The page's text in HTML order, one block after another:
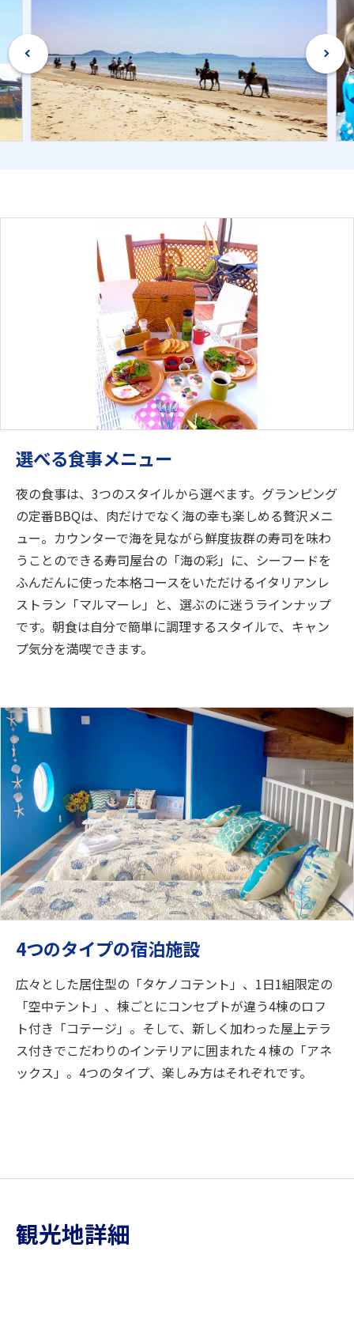
選べる食事メニュー
夜の食事は、3つのスタイルから選べます。グランピング
の定番BBQは、肉だけでなく海の幸も楽しめる贅沢メニ
ュー。カウンターで海を見ながら鮮度抜群の寿司を味わ
うことのできる寿司屋台の「海の彩」に、シーフードを
ふんだんに使った本格コースをいただけるイタリアンレ
ストラン「マルマーレ」と、選ぶのに迷うラインナップ
です。朝食は自分で簡単に調理するスタイルで、キャン
プ気分を満喫できます。
4つのタイプの宿泊施設
広々とした居住型の「タケノコテント」、1日1組限定の
「空中テント」、棟ごとにコンセプトが違う4棟のロフ
ト付き「コテージ」。そして、新しく加わった屋上テラ
ス付きでこだわりのインテリアに囲まれた４棟の「アネ
ックス」。4つのタイプ、楽しみ方はそれぞれです。
観光地詳細